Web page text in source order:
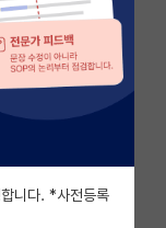
니다. *사전등록